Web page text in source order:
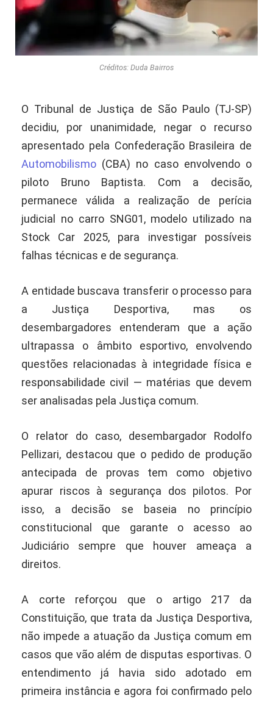
Créditos: Duda Bairros
O Tribunal de Justiça de São Paulo (TJ-SP)
decidiu, por unanimidade, negar o recurso
apresentado pela Confederação Brasileira de
Automobilismo (CBA) no caso envolvendo o
piloto Bruno Baptista. Com a decisão,
permanece válida a realização de perícia
judicial no carro SNG01, modelo utilizado na
Stock Car 2025, para investigar possíveis
falhas técnicas e de segurança.
A entidade buscava transferir o processo para
a Justiça Desportiva, mas os
desembargadores entenderam que a ação
ultrapassa o âmbito esportivo, envolvendo
questões relacionadas à integridade física e
responsabilidade civil — matérias que devem
ser analisadas pela Justiça comum.
O relator do caso, desembargador Rodolfo
Pellizari, destacou que o pedido de produção
antecipada de provas tem como objetivo
apurar riscos à segurança dos pilotos. Por
isso, a decisão se baseia no princípio
constitucional que garante o acesso ao
Judiciário sempre que houver ameaça a
direitos.
A corte reforçou que o artigo 217 da
Constituição, que trata da Justiça Desportiva,
não impede a atuação da Justiça comum em
casos que vão além de disputas esportivas. O
entendimento já havia sido adotado em
primeira instância e agora foi confirmado pelo